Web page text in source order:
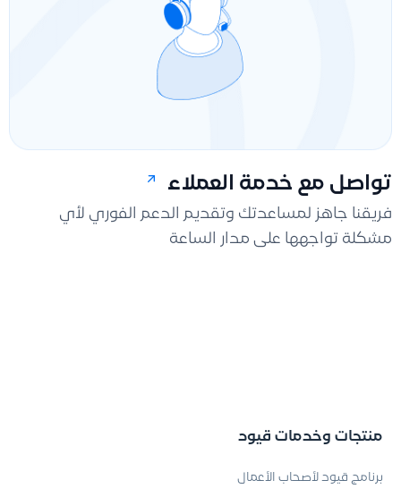
تواصل مع خدمة العملاء
فريقنا جاهز لمساعدتك وتقديم الدعم الفوري لأي
مشكلة تواجهها على مدار الساعة
منتجات وخدمات قيود
برنامج قيود لأصحاب الأعمال